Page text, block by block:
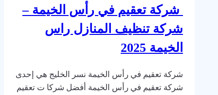
شركة تعقيم في رأس الخيمة –
شركة تنظيف المنازل راس
الخيمة 2025
شركة تعقيم في رأس الخيمة نسر الخليج هي إحدى
شركة تعقيم في رأس الخيمة أفضل شركا ت تعقيم